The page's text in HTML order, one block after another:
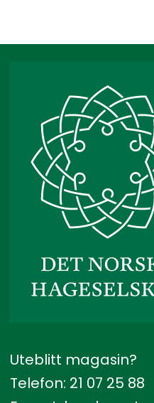
Uteblitt magasin?
Telefon: 21 07 25 88